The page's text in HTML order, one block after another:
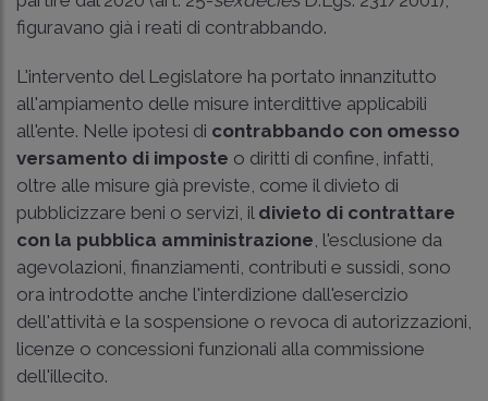
figuravano già i reati di contrabbando.
L'intervento del Legislatore ha portato innanzitutto
all'ampiamento delle misure interdittive applicabili
all'ente. Nelle ipotesi di contrabbando con omesso
versamento di imposte o diritti di confine, infatti,
oltre alle misure già previste, come il divieto di
pubblicizzare beni o servizi, il divieto di contrattare
con la pubblica amministrazione , l'esclusione da
agevolazioni, finanziamenti, contributi e sussidi, sono
ora introdotte anche l'interdizione dall'esercizio
dell'attività e la sospensione o revoca di autorizzazioni,
licenze o concessioni funzionali alla commissione
dell'illecito.